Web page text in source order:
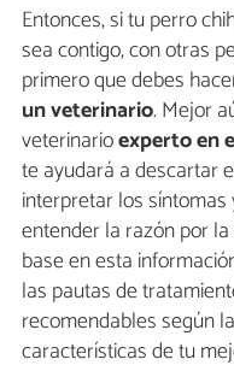
Entonces, si tu perro
sea contigo, con otras
primero que debes
un veterinario. Mejor
veterinarioexperto en
te ayudará a descartar
interpretar los
entender la razón por
base en esta
las pautas de
recomendables según
características de tu